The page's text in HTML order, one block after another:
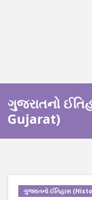
ગુજરાતનો
Gujarat)
ગુજરાતનો ઈતિહાસ